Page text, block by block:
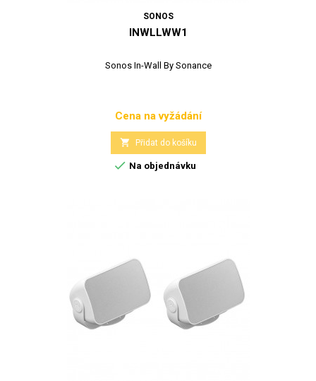
SONOS
INWLLWW1
Sonos In-Wall By Sonance
Cena
Cena na vyžádání
 Přidat do košíku
 Na objednávku